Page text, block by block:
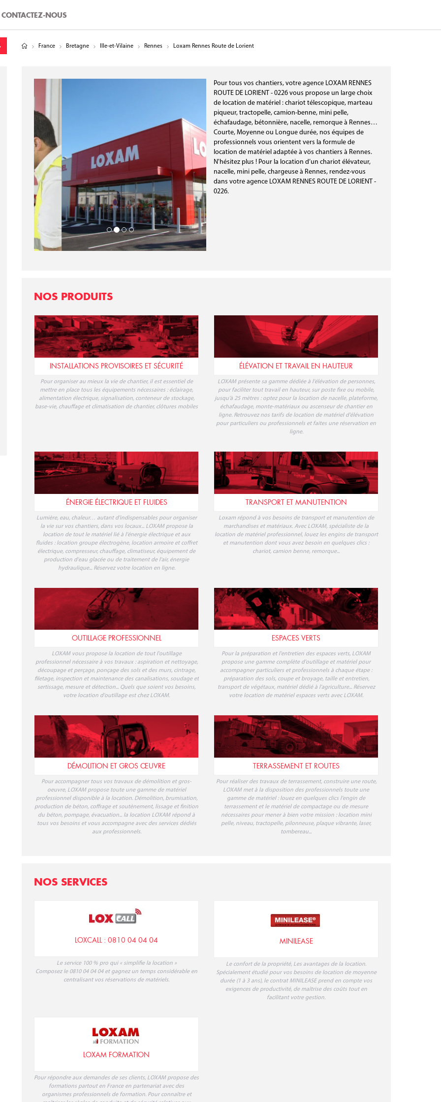
CONTACTEZ-NOUS
France Bretagne Ille-et-Vilaine Rennes Loxam Rennes Route de Lorient
Pour tous vos chantiers, votre agence LOXAM RENNES
ROUTE DE LORIENT - 0226 vous propose un large choix
de location de matériel : chariot télescopique, marteau
piqueur, tractopelle, camion-benne, mini pelle,
échafaudage, bétonnière, nacelle, remorque à Rennes…
Courte, Moyenne ou Longue durée, nos équipes de
professionnels vous orientent vers la formule de
location de matériel adaptée à vos chantiers à Rennes.
N'hésitez plus ! Pour la location d’un chariot élévateur,
nacelle, mini pelle, chargeuse à Rennes, rendez-vous
dans votre agence LOXAM RENNES ROUTE DE LORIENT -
0226.
NOS PRODUITS
INSTALLATIONS PROVISOIRES ET SÉCURITÉ
Pour organiser au mieux la vie de chantier, il est essentiel de
mettre en place tous les équipements nécessaires : éclairage,
alimentation électrique, signalisation, conteneur de stockage,
base-vie, chauffage et climatisation de chantier, clôtures mobiles
ÉLÉVATION ET TRAVAIL EN HAUTEUR
LOXAM présente sa gamme dédiée à l'élévation de personnes,
pour faciliter tout travail en hauteur, sur poste fixe ou mobile,
jusqu'à 25 mètres : optez pour la location de nacelle, plateforme,
échafaudage, monte-matériaux ou ascenseur de chantier en
ligne. Retrouvez nos tarifs de location de matériel d'élévation
pour particuliers ou professionnels et faites une réservation en
ligne.
ÉNERGIE ÉLECTRIQUE ET FLUIDES
Lumière, eau, chaleur… autant d'indispensables pour organiser
la vie sur vos chantiers, dans vos locaux... LOXAM propose la
location de tout le matériel lié à l'énergie électrique et aux
fluides : location groupe électrogène, location armoire et coffret
électrique, compresseur, chauffage, climatiseur, équipement de
production d'eau glacée ou de traitement de l'air, énergie
hydraulique... Réservez votre location en ligne.
TRANSPORT ET MANUTENTION
Loxam répond à vos besoins de transport et manutention de
marchandises et matériaux. Avec LOXAM, spécialiste de la
location de matériel professionnel, louez les engins de transport
et manutention dont vous avez besoin en quelques clics :
chariot, camion benne, remorque...
OUTILLAGE PROFESSIONNEL
LOXAM vous propose la location de tout l'outillage
professionnel nécessaire à vos travaux : aspiration et nettoyage,
découpage et perçage, ponçage des sols et des murs, cintrage,
filetage, inspection et maintenance des canalisations, soudage et
sertissage, mesure et détection... Quels que soient vos besoins,
votre location d'outillage est chez LOXAM.
ESPACES VERTS
Pour la préparation et l'entretien des espaces verts, LOXAM
propose une gamme complète d'outillage et matériel pour
accompagner particuliers et professionnels à chaque étape :
préparation des sols, coupe et broyage, taille et entretien,
transport de végétaux, matériel dédié à l'agriculture... Réservez
votre location de matériel espaces verts avec LOXAM.
DÉMOLITION ET GROS ŒUVRE
Pour accompagner tous vos travaux de démolition et gros-
oeuvre, LOXAM propose toute une gamme de matériel
professionnel disponible à la location. Démolition, brumisation,
production de béton, coffrage et soutènement, lissage et finition
du béton, pompage, évacuation... la location LOXAM répond à
tous vos besoins et vous accompagne avec des services dédiés
aux professionnels.
TERRASSEMENT ET ROUTES
Pour réaliser des travaux de terrassement, construire une route,
LOXAM met à la disposition des professionnels toute une
gamme de matériel : louez en quelques clics l'engin de
terrassement et le matériel de compactage ou de mesure
nécessaires pour mener à bien votre mission : location mini
pelle, niveau, tractopelle, pilonneuse, plaque vibrante, laser,
tombereau...
NOS SERVICES
LOXCALL : 0810 04 04 04
Le service 100 % pro qui « simplifie la location »
Composez le 0810 04 04 04 et gagnez un temps considérable en
centralisant vos réservations de matériels.
MINILEASE
Le confort de la propriété, Les avantages de la location.
Spécialement étudié pour vos besoins de location de moyenne
durée (1 à 3 ans), le contrat MINILEASE prend en compte vos
exigences de productivité, de maîtrise des coûts tout en
facilitant votre gestion.
LOXAM FORMATION
Pour répondre aux demandes de ses clients, LOXAM propose des
formations partout en France en partenariat avec des
organismes professionnels de formation. Pour connaître et